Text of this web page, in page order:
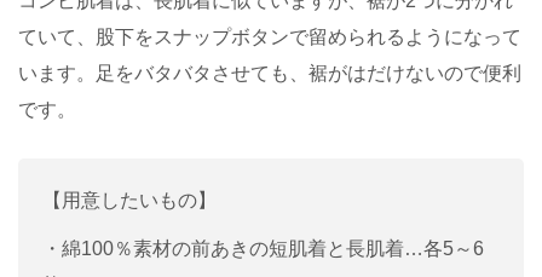
ていて、股下をスナップボタンで留められるようになって
います。足をバタバタさせても、裾がはだけないので便利
です。
【用意したいもの】
・綿100％素材の前あきの短肌着と長肌着…各5～6